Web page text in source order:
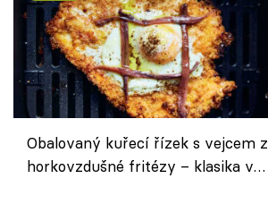
Obalovaný kuřecí řízek s vejcem z
horkovzdušné fritézy – klasika v